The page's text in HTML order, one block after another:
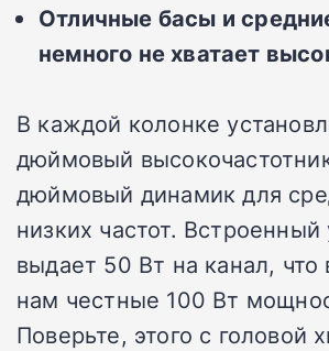
Отличные басы и
немного не хватает
В каждой колонке
дюймовый
дюймовый динамик для
низких частот. Встроенный
выдает 50 Вт на канал,
нам честные 100 Вт
Поверьте, этого с головой